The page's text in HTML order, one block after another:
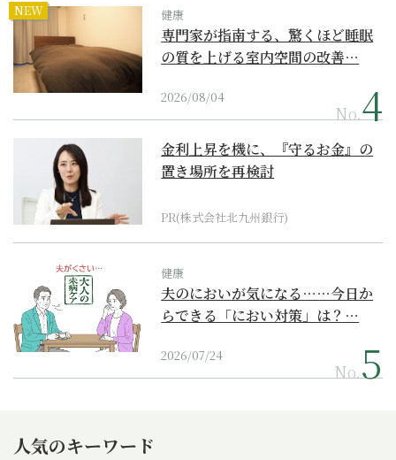
NEW 健康
専門家が指南する、驚くほど睡眠
の質を上げる室内空間の改善…
2026/08/04
No.
金利上昇を機に、『守るお金』の
置き場所を再検討
PR(株式会社北九州銀行)
健康
夫のにおいが気になる……今日か
らできる「におい対策」は？…
2026/07/24
No.
人気のキーワード